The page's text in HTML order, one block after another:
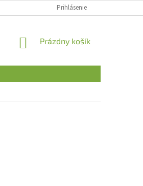
Prihlásenie
NÁKUPNÝ
Prázdny košík